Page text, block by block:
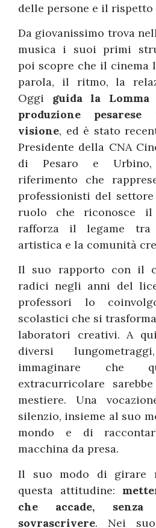
delle persone e il
Da giovanissimo trova
musica i suoi primi
poi scopre che il
parola, il ritmo, la
Oggi guida la Lomma
produzione
visione, ed è stato
Presidente della CNA
di Pesaro e Urbino,
riferimento che
professionisti del
ruolo che riconosce
rafforza il legame
artistica e la comunità
Il suo rapporto con il
radici negli anni del
professori lo
scolastici che si
laboratori creativi. A
diversi
immaginare che
extracurricolare
mestiere. Una
silenzio, insieme al suo
mondo e di
macchina da presa.
Il suo modo di girare
questa attitudine:
che accade, senza
sovrascrivere. Nei